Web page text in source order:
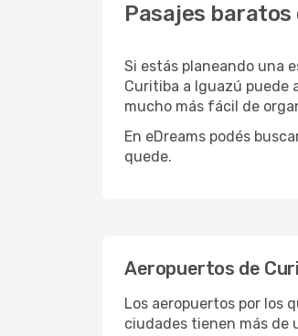
Pasajes
Si estás planeando una
Curitiba a Iguazú puede
mucho más fácil de
En eDreams podés
quede.
Aeropuertos de
Los aeropuertos por los
ciudades tienen más de